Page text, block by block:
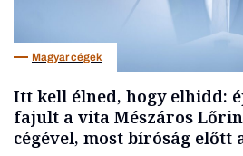
Magyar cégek
Itt kell élned, hogy elhidd:
fajult a vita Mészáros
cégével, most bíróság előtt